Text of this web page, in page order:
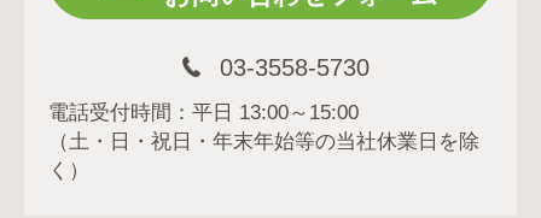
03-3558-5730
電話受付時間：平日 13:00～15:00
（土・日・祝日・年末年始等の当社休業日を除
く）